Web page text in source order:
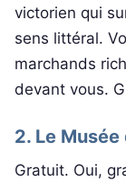
victorien qui
sens littéral.
marchands
devant vous.
2. Le
Gratuit. Oui,